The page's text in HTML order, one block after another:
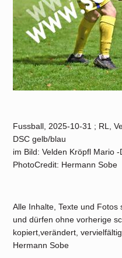
Fussball, 2025-10-31 ; RL,
DSC gelb/blau
im Bild: Velden Kröpfl Mario -
PhotoCredit: Hermann Sobe
Alle Inhalte, Texte und
und dürfen ohne vorherige
kopiert,verändert,
Hermann Sobe